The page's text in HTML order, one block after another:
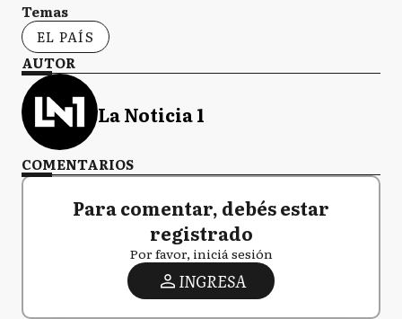
Temas
EL PAÍS
AUTOR
La Noticia 1
COMENTARIOS
Para comentar, debés estar
registrado
Por favor, iniciá sesión
INGRESA